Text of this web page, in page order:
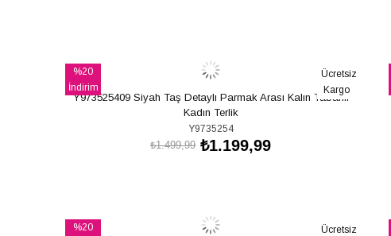
%20
İndirim
%20İndirim
Ücretsiz
Kargo
Y973525409 Siyah Taş Detaylı Parmak Arası Kalın Tabanlı
Kadın Terlik
Y9735254
₺1.199,99
₺1.499,99
%20
Ücretsiz